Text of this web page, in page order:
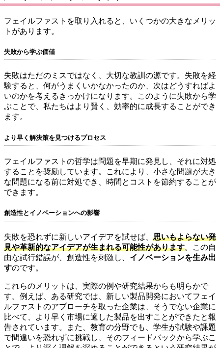
フェイルファストを取り入れると、いくつかの大きなメリッ
トがあります。
失敗から学ぶ価値
失敗はただのミスではなく、大切な教訓の源です。失敗を経
験すると、何がうまくいかなかったのか、次はどうすればよ
いのかを考えるきっかけになります。このように失敗から学
ぶことで、私たちはより賢く、効率的に成長することができ
ます。
より早く解決策を見つけるプロセス
フェイルファストの哲学は問題を早期に発見し、それに対処
することを奨励しています。これにより、小さな問題が大き
な問題になる前に対処でき、時間とコストを節約することが
できます。
創造性とイノベーションへの影響
失敗を恐れずに新しいアイデアを試せば、 思いもよらない発
見や革新的なアイデアが生まれる可能性があります。この自
由な試行錯誤が、創造性を刺激し、 イノベーションを生み出
すのです。
これらのメリットは、実際の例や研究結果からも明らかで
す。例えば、ある研究では、新しい製品開発においてフェイ
ルファストのアプローチを取った企業は、そうでない企業に
比べて、より早く市場に適した製品を出すことができたと報
告されています。また、教育の分野でも、学生が試験や課題
で間違いを恐れずに挑戦し、そのフィードバックから学ぶこ